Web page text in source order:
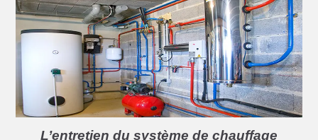
L’entretien du système de chauffage